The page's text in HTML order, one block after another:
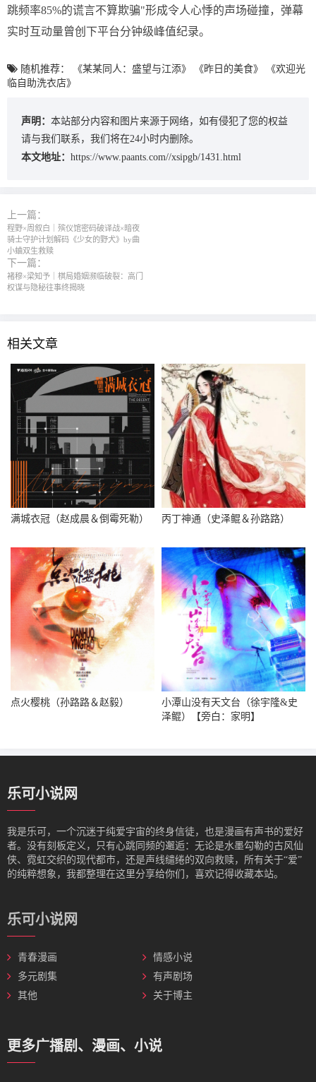
跳频率85%的谎言不算欺骗"形成令人心悸的声场碰撞，弹幕
实时互动量曾创下平台分钟级峰值纪录。
随机推荐： 《某某同人：盛望与江添》 《昨日的美食》
《欢迎光
临自助洗衣店》
声明： 本站部分内容和图片来源于网络，如有侵犯了您的权益
请与我们联系，我们将在24小时内删除。
本文地址： https://www.paants.com//xsipgb/1431.html
上一篇：
程野×周叙白｜殡仪馆密码破译战×暗夜
骑士守护计划解码《少女的野犬》by曲
小蛐双生救赎
下一篇：
褚穆×梁知予｜棋局婚姻濒临破裂：高门
权谋与隐秘往事终揭晓
相关文章
满城衣冠（赵成晨＆倒霉死勒） 丙丁神通（史泽鲲＆孙路路）
点火樱桃（孙路路＆赵毅）
小潭山没有天文台（徐宇隆&史
泽鲲）【旁白：家明】
乐可小说网
我是‌乐可，一个沉迷于纯爱宇宙的终身信徒，也是漫画有声书的爱好
者。没有刻板定义，只有心跳同频的邂逅：无论是水墨勾勒的古风仙
侠、霓虹交织的现代都市，还是声线缱绻的双向救赎，所有关于“爱”
的纯粹想象，我都整理在这里分享给你们，喜欢记得收藏本站。
乐可小说网
青春漫画
情感小说
多元剧集
有声剧场
其他
关于博主
更多广播剧、漫画、小说